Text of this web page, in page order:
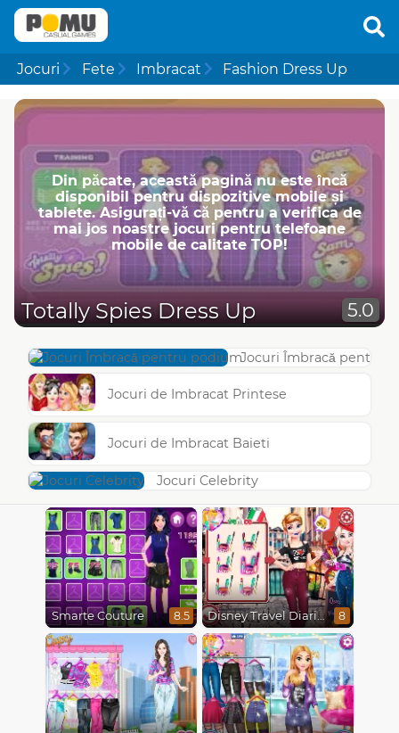
Jocuri Fete Imbracat Fashion Dress Up
Din păcate, această pagină nu este încă
disponibil pentru dispozitive mobile și
tablete. Asigurați-vă că pentru a verifica de
mai jos noastre jocuri pentru telefoane
mobile de calitate TOP!
Totally Spies Dress Up 5.0
Jocuri Îmbracă pentru
Jocuri de Imbracat Printese
Jocuri de Imbracat Baieti
Jocuri Celebrity
Smarte Couture 8.5 Disney Travel Diaries: City Break 8